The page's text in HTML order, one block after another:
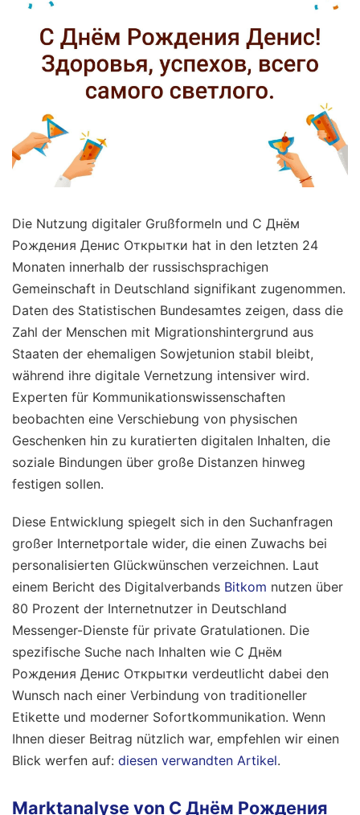
Die Nutzung digitaler Grußformeln und С Днём
Рождения Денис Открытки hat in den letzten 24
Monaten innerhalb der russischsprachigen
Gemeinschaft in Deutschland signifikant zugenommen.
Daten des Statistischen Bundesamtes zeigen, dass die
Zahl der Menschen mit Migrationshintergrund aus
Staaten der ehemaligen Sowjetunion stabil bleibt,
während ihre digitale Vernetzung intensiver wird.
Experten für Kommunikationswissenschaften
beobachten eine Verschiebung von physischen
Geschenken hin zu kuratierten digitalen Inhalten, die
soziale Bindungen über große Distanzen hinweg
festigen sollen.
Diese Entwicklung spiegelt sich in den Suchanfragen
großer Internetportale wider, die einen Zuwachs bei
personalisierten Glückwünschen verzeichnen. Laut
einem Bericht des Digitalverbands Bitkom nutzen über
80 Prozent der Internetnutzer in Deutschland
Messenger-Dienste für private Gratulationen. Die
spezifische Suche nach Inhalten wie С Днём
Рождения Денис Открытки verdeutlicht dabei den
Wunsch nach einer Verbindung von traditioneller
Etikette und moderner Sofortkommunikation. Wenn
Ihnen dieser Beitrag nützlich war, empfehlen wir einen
Blick werfen auf: diesen verwandten Artikel.
Marktanalyse von С Днём Рождения